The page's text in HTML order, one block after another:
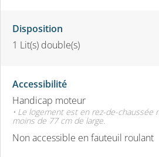
Disposition
1 Lit(s) double(s)
Accessibilité
Handicap moteur
• Le logement est en rez-de-
moins de 77 cm de large.
Non accessible en fauteuil roulant